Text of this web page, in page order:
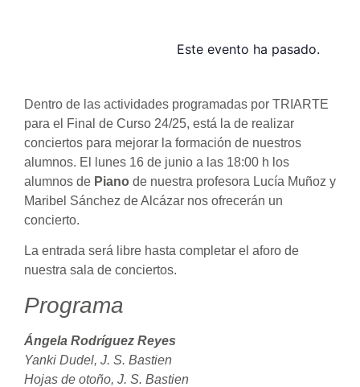
Este evento ha pasado.
Dentro de las actividades programadas por TRIARTE
para el Final de Curso 24/25, está la de realizar
conciertos para mejorar la formación de nuestros
alumnos. El lunes 16 de junio a las 18:00 h los
alumnos de Piano de nuestra profesora Lucía Muñoz y
Maribel Sánchez de Alcázar nos ofrecerán un
concierto.
La entrada será libre hasta completar el aforo de
nuestra sala de conciertos.
Programa
Ángela Rodríguez Reyes
Yanki Dudel, J. S. Bastien
Hojas de otoño, J. S. Bastien